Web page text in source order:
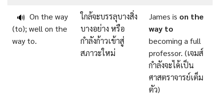
🔊 On the way
(to); well on the
way to.
ใกล้จะบรรลุบางสิ่ง
บางอย่าง หรือ
กำลังก้าวเข้าสู่
สภาวะใหม่
James is on the
way to
becoming a full
professor. (เจมส์
กำลังจะได้เป็น
ศาสตราจารย์เต็ม
ตัว)